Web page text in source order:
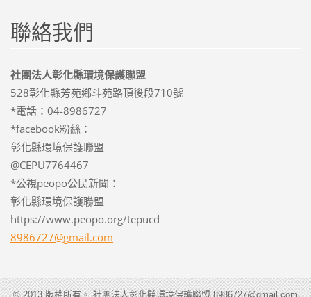
聯絡我們
社團法人彰化縣環境保護聯盟
528彰化縣芳苑鄉斗苑路頂後段710號
*電話：04-8986727
*facebook粉絲：
彰化縣環境保護聯盟
@CEPU7764467
*公視peopo公民新聞：
彰化縣環境保護聯盟
https://www.peopo.org/tepucd
8986727@gmail.com
© 2013 版權所有。 社團法人彰化縣環境保護聯盟 8986727@gmail.com